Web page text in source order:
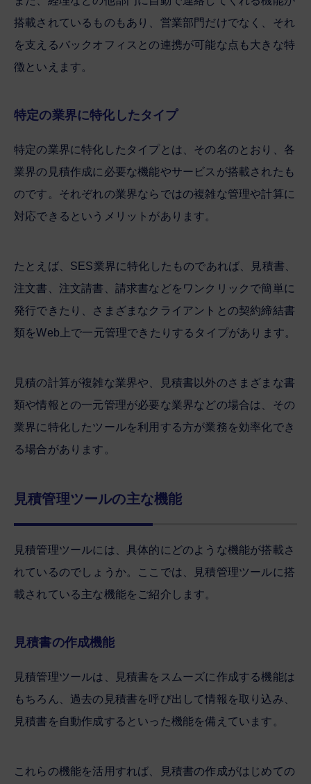
搭載されているものもあり、営業部門だけでなく、それ
を支えるバックオフィスとの連携が可能な点も大きな特
徴といえます。
特定の業界に特化したタイプ
特定の業界に特化したタイプとは、その名のとおり、各
業界の見積作成に必要な機能やサービスが搭載されたも
のです。それぞれの業界ならではの複雑な管理や計算に
対応できるというメリットがあります。
たとえば、SES業界に特化したものであれば、見積書、
注文書、注文請書、請求書などをワンクリックで簡単に
発行できたり、さまざまなクライアントとの契約締結書
類をWeb上で一元管理できたりするタイプがあります。
見積の計算が複雑な業界や、見積書以外のさまざまな書
類や情報との一元管理が必要な業界などの場合は、その
業界に特化したツールを利用する方が業務を効率化でき
る場合があります。
見積管理ツールの主な機能
見積管理ツールには、具体的にどのような機能が搭載さ
れているのでしょうか。ここでは、見積管理ツールに搭
載されている主な機能をご紹介します。
見積書の作成機能
見積管理ツールは、見積書をスムーズに作成する機能は
もちろん、過去の見積書を呼び出して情報を取り込み、
見積書を自動作成するといった機能を備えています。
これらの機能を活用すれば、見積書の作成がはじめての